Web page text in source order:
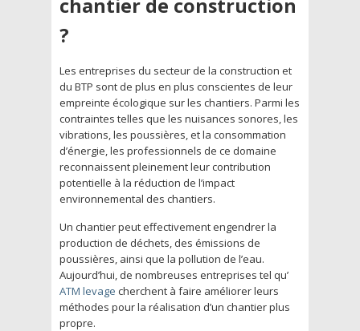
chantier de construction
?
Les entreprises du secteur de la construction et
du BTP sont de plus en plus conscientes de leur
empreinte écologique sur les chantiers. Parmi les
contraintes telles que les nuisances sonores, les
vibrations, les poussières, et la consommation
d’énergie, les professionnels de ce domaine
reconnaissent pleinement leur contribution
potentielle à la réduction de l’impact
environnemental des chantiers.
Un chantier peut effectivement engendrer la
production de déchets, des émissions de
poussières, ainsi que la pollution de l’eau.
Aujourd’hui, de nombreuses entreprises tel qu’
ATM levage cherchent à faire améliorer leurs
méthodes pour la réalisation d’un chantier plus
propre.